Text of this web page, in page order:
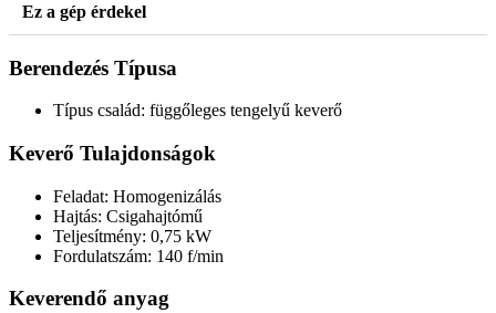
Ez a gép érdekel
Berendezés Típusa
Típus család: függőleges tengelyű keverő
Keverő Tulajdonságok
Feladat: Homogenizálás
Hajtás: Csigahajtómű
Teljesítmény: 0,75 kW
Fordulatszám: 140 f/min
Keverendő anyag